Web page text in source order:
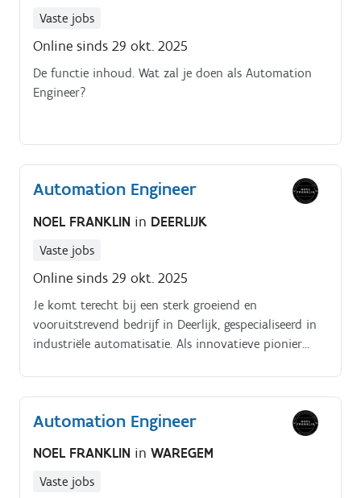
Vaste jobs
Online sinds 29 okt. 2025
De functie inhoud. Wat zal je doen als Automation
Engineer?
Automation Engineer
NOEL FRANKLIN in DEERLIJK
Vaste jobs
Online sinds 29 okt. 2025
Je komt terecht bij een sterk groeiend en
vooruitstrevend bedrijf in Deerlijk, gespecialiseerd in
industriële automatisatie. Als innovatieve pionier
tot productie, wat jou als Automation Engineer de
kans geeft om van A tot Z mee te bouwen aan high
end automatiseringsoplossingen.
Automation Engineer
NOEL FRANKLIN in WAREGEM
Vaste jobs